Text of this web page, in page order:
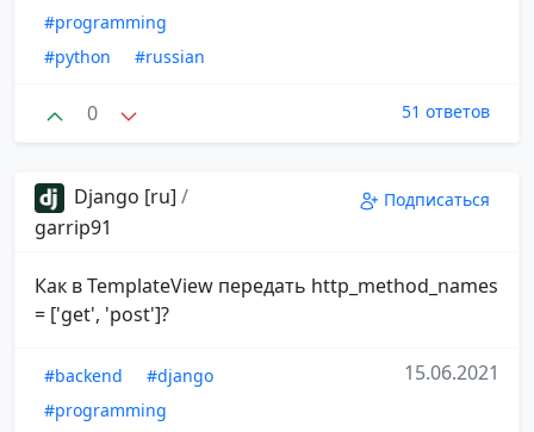
#programming
#python
#russian
0 51 ответов
Django [ru] /
garrip91
Подписаться
Как в TemplateView передать http_method_names
= ['get', 'post']?
#backend
#django
#programming
15.06.2021